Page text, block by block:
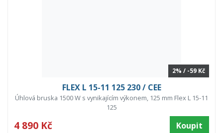
2% / -59 Kč
FLEX L 15-11 125 230 / CEE
Úhlová bruska 1500 W s vynikajícím výkonem, 125 mm Flex L 15-11
125
4 890 Kč Koupit